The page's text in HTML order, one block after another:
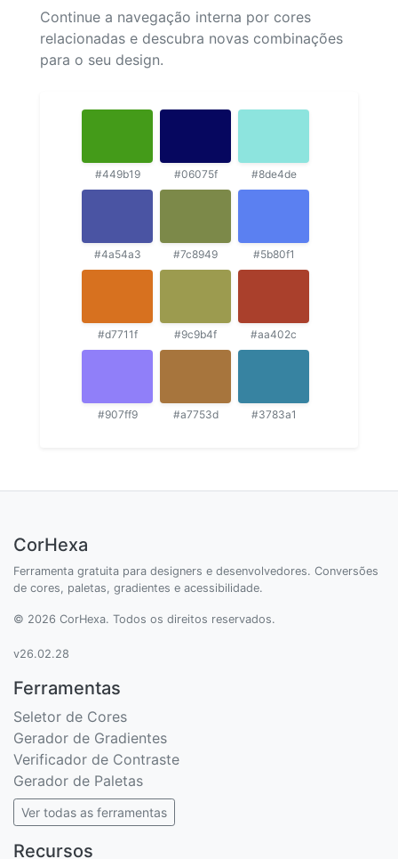
Continue a navegação interna por cores
relacionadas e descubra novas combinações
para o seu design.
#449b19 #06075f #8de4de
#4a54a3 #7c8949 #5b80f1
#d7711f #9c9b4f #aa402c
#907ff9 #a7753d #3783a1
CorHexa
Ferramenta gratuita para designers e desenvolvedores. Conversões
de cores, paletas, gradientes e acessibilidade.
© 2026 CorHexa. Todos os direitos reservados.
v26.02.28
Ferramentas
Seletor de Cores
Gerador de Gradientes
Verificador de Contraste
Gerador de Paletas
Ver todas as ferramentas
Recursos